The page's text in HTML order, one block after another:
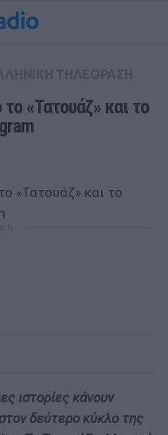
«Τατουάζ» και το
ιστορίες κάνουν
δεύτερο κύκλο της